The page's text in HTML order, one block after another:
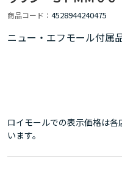
商品コード 4528944240475
ニュー・エフモール付属
ロイモールでの表示価格は
います。